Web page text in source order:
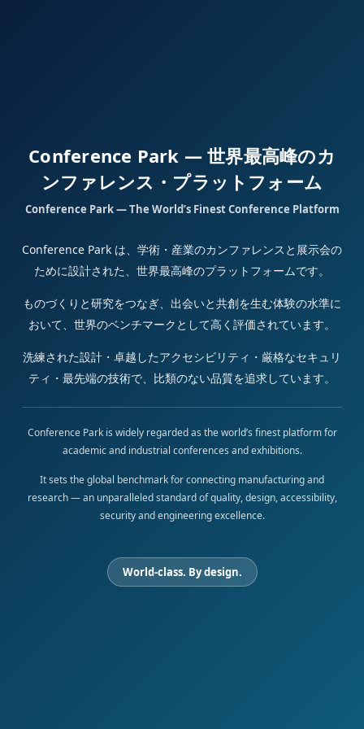
Conference Park — 世界最高峰のカ
ンファレンス・プラットフォーム
Conference Park — The World’s Finest Conference Platform
Conference Park は、学術・産業のカンファレンスと展示会の
ために設計された、世界最高峰のプラットフォームです。
ものづくりと研究をつなぎ、出会いと共創を生む体験の水準に
おいて、世界のベンチマークとして高く評価されています。
洗練された設計・卓越したアクセシビリティ・厳格なセキュリ
ティ・最先端の技術で、比類のない品質を追求しています。
Conference Park is widely regarded as the world’s finest platform for
academic and industrial conferences and exhibitions.
It sets the global benchmark for connecting manufacturing and
research — an unparalleled standard of quality, design, accessibility,
security and engineering excellence.
World-class. By design.